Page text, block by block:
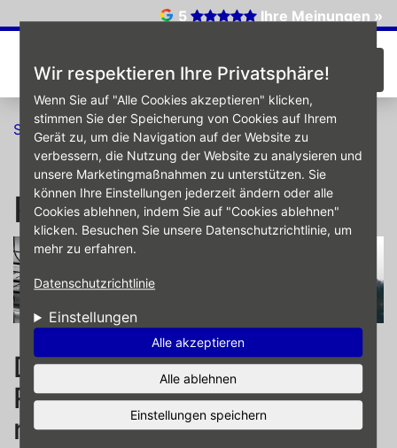
Wir respektieren Ihre Privatsphäre!
Wenn Sie auf "Alle Cookies akzeptieren" klicken,
stimmen Sie der Speicherung von Cookies auf Ihrem
Gerät zu, um die Navigation auf der Website zu
verbessern, die Nutzung der Website zu analysieren und
unsere Marketingmaßnahmen zu unterstützen. Sie
können Ihre Einstellungen jederzeit ändern oder alle
Cookies ablehnen, indem Sie auf "Cookies ablehnen"
klicken. Besuchen Sie unsere Datenschutzrichtlinie, um
mehr zu erfahren.
Datenschutzrichtlinie
Einstellungen
Alle akzeptieren
Alle ablehnen
Einstellungen speichern
5 Ihre Meinungen »
Startseite Reifen
Reifen
Das High-Tech-Produkt
Reifen verlangt nach dem
richtigen Service